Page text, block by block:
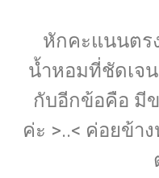
หักคะแนนตร
น้ำหอมที่ชัดเจ
กับอีกข้อคือ มี
ค่ะ >..< ค่อยข้า